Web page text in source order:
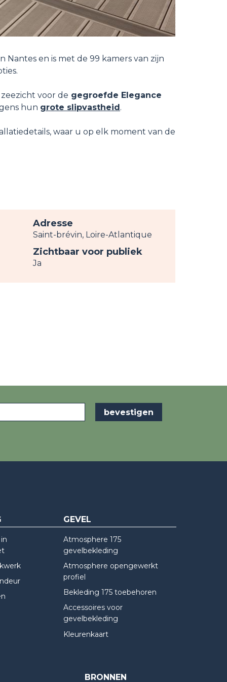
en is met de 99 kamers van zijn
voor de gegroefde Elegance
hun grote slipvastheid .
waar u op elk moment van de
Adresse
Saint-brévin, Loire-Atlantique
Zichtbaar voor publiek
Ja
GEVEL
Atmosphere 175
gevelbekleding
Atmosphere opengewerkt
profiel
Bekleding 175 toebehoren
Accessoires voor
gevelbekleding
Kleurenkaart
BRONNEN